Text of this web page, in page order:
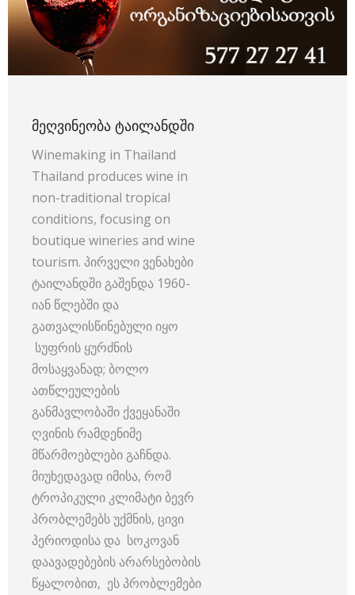
ᲛᲔᲦᲕᲘᲜᲔᲝᲑᲐ ᲢᲐᲘᲚᲐᲜᲓᲨᲘ
Winemaking in Thailand
Thailand produces wine in
non-traditional tropical
conditions, focusing on
boutique wineries and wine
tourism. პირველი ვენახები
ტაილანდში გაშენდა 1960-
იან წლებში და
გათვალისწინებული იყო
სუფრის ყურძნის
მოსაყვანად; ბოლო
ათწლეულების
განმავლობაში ქვეყანაში
ღვინის რამდენიმე
მწარმოებლები გაჩნდა.
მიუხედავად იმისა, რომ
ტროპიკული კლიმატი ბევრ
პრობლემებს უქმნის, ცივი
პერიოდისა და სოკოვან
დაავადებების არარსებობის
წყალობით, ეს პრობლემები